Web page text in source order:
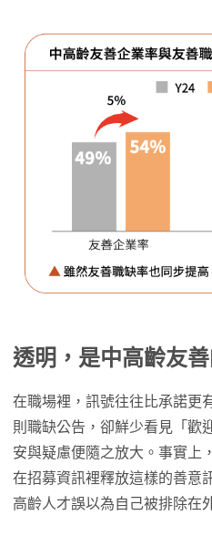
透明，是中高齡友
在職場裡，訊號往往比承諾更
則職缺公告，卻鮮少看見「歡
安與疑慮便隨之放大。事實上
在招募資訊裡釋放這樣的善意
高齡人才誤以為自己被排除在